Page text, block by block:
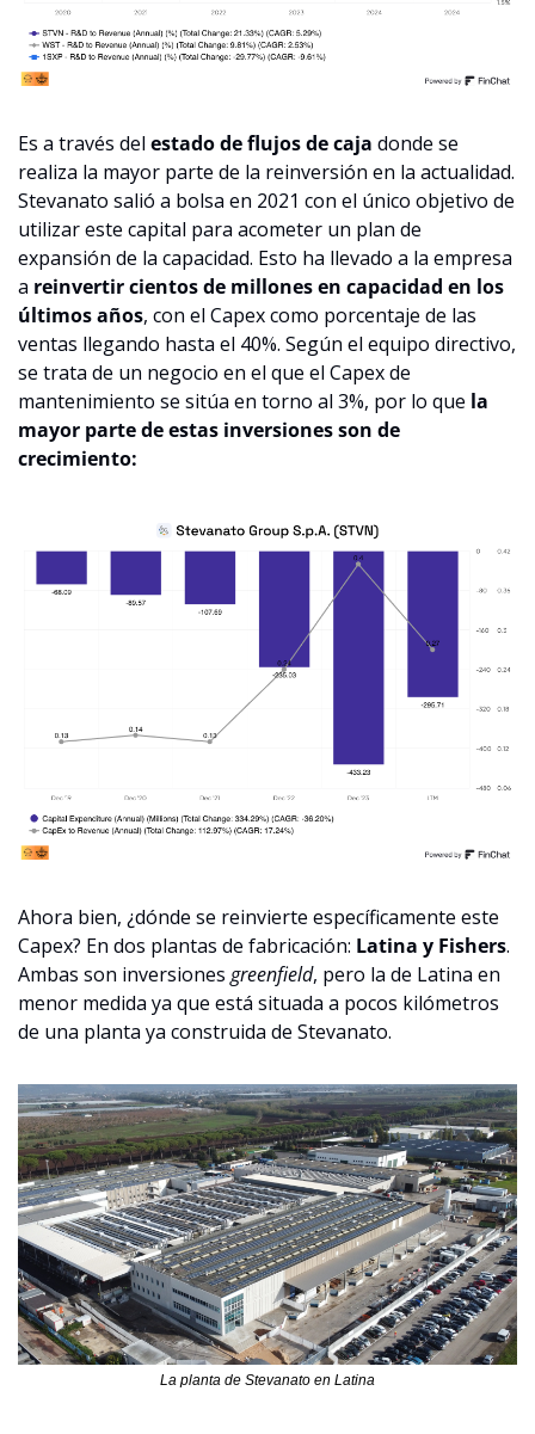
Es a través del estado de flujos de caja donde se
realiza la mayor parte de la reinversión en la actualidad.
Stevanato salió a bolsa en 2021 con el único objetivo de
utilizar este capital para acometer un plan de
expansión de la capacidad. Esto ha llevado a la empresa
a reinvertir cientos de millones en capacidad en los
últimos años, con el Capex como porcentaje de las
ventas llegando hasta el 40%. Según el equipo directivo,
se trata de un negocio en el que el Capex de
mantenimiento se sitúa en torno al 3%, por lo que la
mayor parte de estas inversiones son de
crecimiento:
Ahora bien, ¿dónde se reinvierte específicamente este
Capex? En dos plantas de fabricación: Latina y Fishers.
Ambas son inversiones greenfield, pero la de Latina en
menor medida ya que está situada a pocos kilómetros
de una planta ya construida de Stevanato.
La planta de Stevanato en Latina